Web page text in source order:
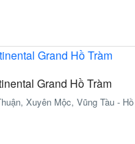
Grand Hồ Tràm
Xuyên Mộc, Vũng Tàu - Hồ